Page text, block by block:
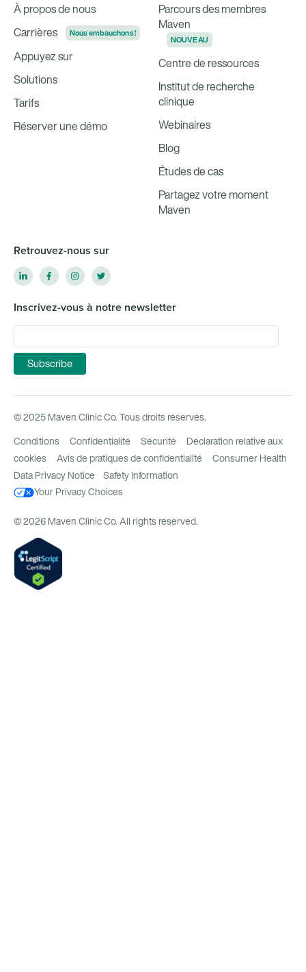
À propos de nous
Carrières
Nous embauchons !
Appuyez sur
Solutions
Tarifs
Réserver une démo
Parcours des membres
Maven
NOUVEAU
Centre de ressources
Institut de recherche
clinique
Webinaires
Blog
Études de cas
Partagez votre moment
Maven
Retrouvez-nous sur
Inscrivez-vous à notre newsletter
© 2025 Maven Clinic Co. Tous droits réservés.
Conditions Confidentialité Sécurité
Déclaration relative aux
cookies
Avis de pratiques de confidentialité
Consumer Health
Data Privacy Notice
Safety Information
Your Privacy Choices
© 2026 Maven Clinic Co. All rights reserved.